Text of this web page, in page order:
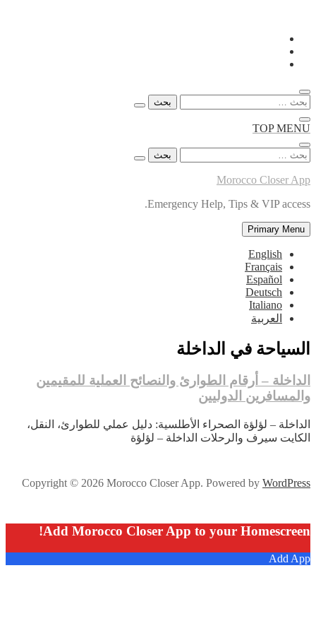
Skip
content
البحث
TOP MENU
البحث
Morocco Closer App
Emergency Help, Tips & VIP access.
Primary Menu
English
Français
Español
Deutsch
Italiano
العربية
السياحة في الداخلة
الداخلة – أرقام الطوارئ والنصائح العملية للمقيمين
والمسافرين الدوليين
الداخلة – لؤلؤة الصحراء الأطلسية: دليل عملي للطوارئ، النقل،
الكايت سيرف والرحلات الداخلة – لؤلؤة
Copyright © 2026 Morocco Closer App. Powered by WordPress
Add Morocco Closer App to your Homescreen!
Add App